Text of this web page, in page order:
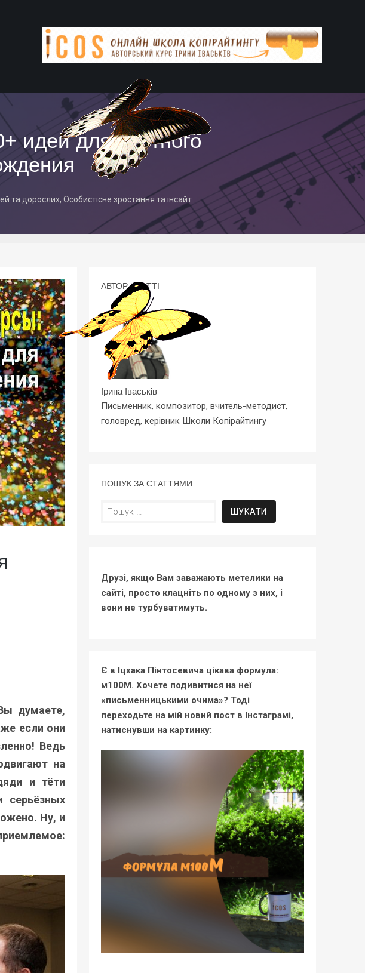
идей для улётного
та дорослих, Особистісне зростання та інсайт
думаете,
если они
Ведь
на
и тёти
серьёзных
Ну, и
АВТОР СТАТТІ
Ірина Іваськів
Письменник, композитор, вчитель-методист,
головред, керівник Школи Копірайтингу
ПОШУК ЗА СТАТТЯМИ
Пошук:
Друзі, якщо Вам заважають метелики на
сайті, просто клацніть по одному з них, і
вони не турбуватимуть.
Є в Іцхака Пінтосевича цікава формула:
м100М. Хочете подивитися на неї
«письменницькими очима»? Тоді
переходьте на мій новий пост в Інстаграмі,
натиснувши на картинку: